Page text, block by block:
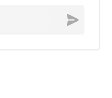
Envoyer